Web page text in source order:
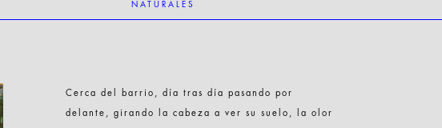
NATURALES
Cerca del barrio, día tras día pasando por
delante, girando la cabeza a ver su suelo, la olor